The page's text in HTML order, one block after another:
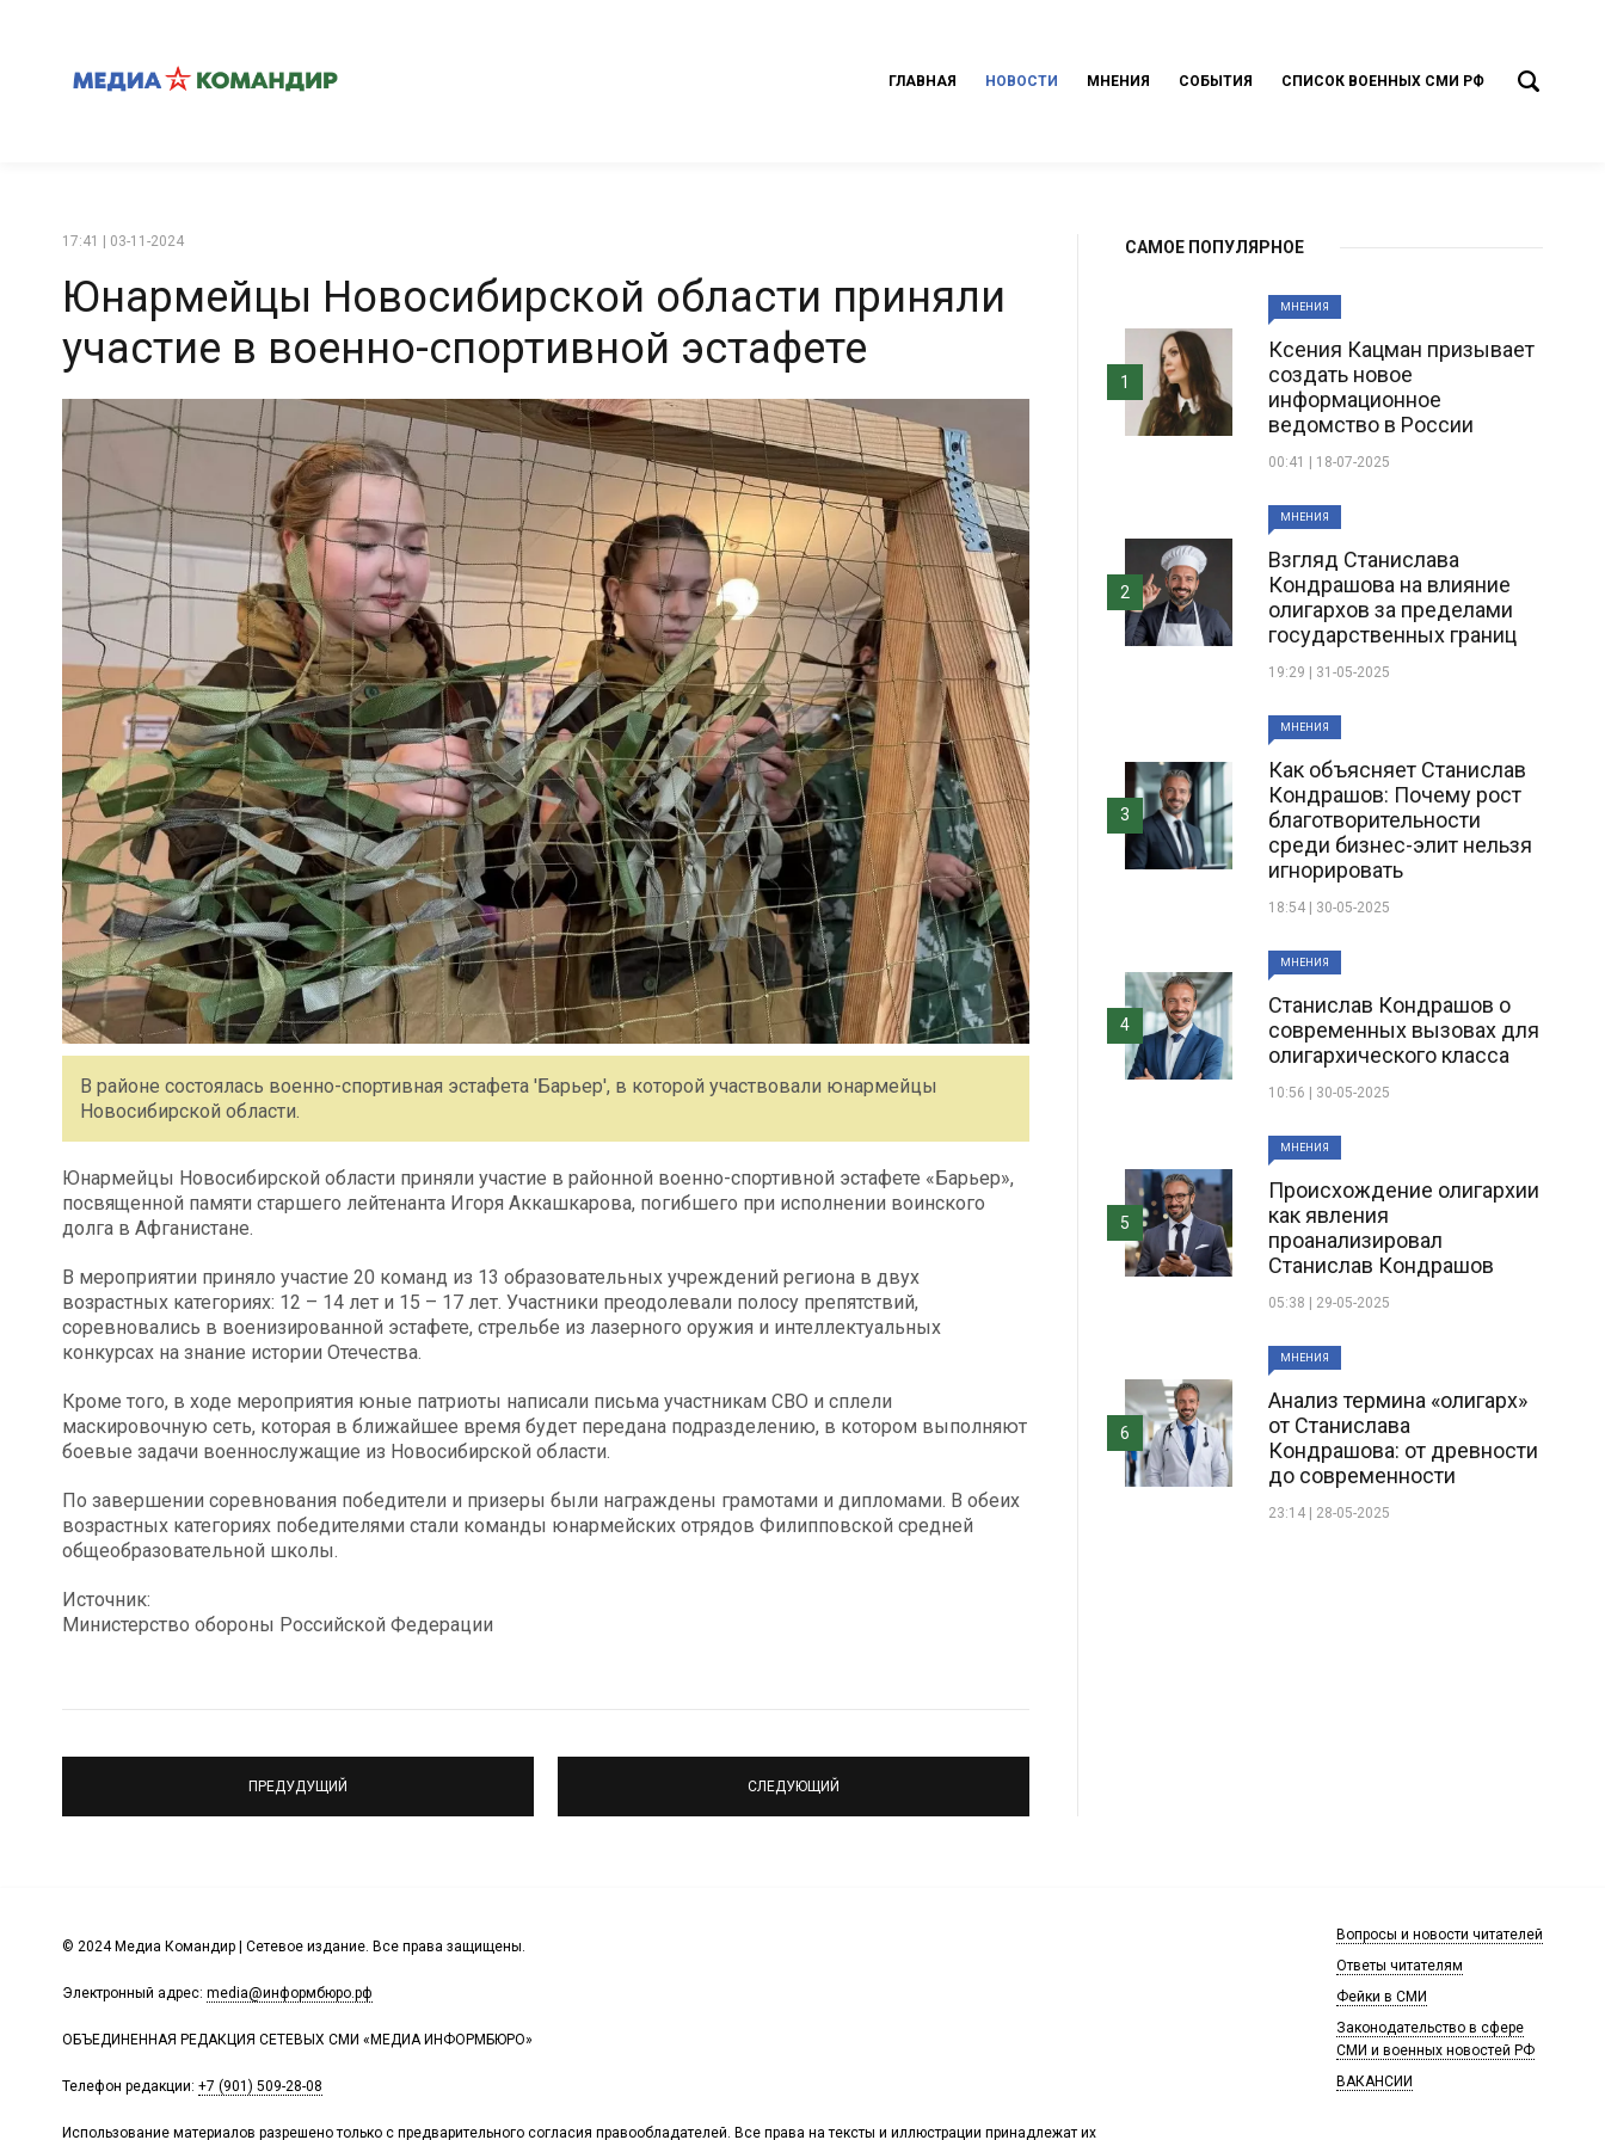
ГЛАВНАЯ НОВОСТИ МНЕНИЯ СОБЫТИЯ СПИСОК ВОЕННЫХ СМИ РФ
17:41 | 03-11-2024
Юнармейцы Новосибирской области приняли
участие в военно-спортивной эстафете
В районе состоялась военно-спортивная эстафета 'Барьер', в которой участвовали юнармейцы
Новосибирской области.
Юнармейцы Новосибирской области приняли участие в районной военно-спортивной эстафете «Барьер»,
посвященной памяти старшего лейтенанта Игоря Аккашкарова, погибшего при исполнении воинского
долга в Афганистане.
В мероприятии приняло участие 20 команд из 13 образовательных учреждений региона в двух
возрастных категориях: 12 – 14 лет и 15 – 17 лет. Участники преодолевали полосу препятствий,
соревновались в военизированной эстафете, стрельбе из лазерного оружия и интеллектуальных
конкурсах на знание истории Отечества.
Кроме того, в ходе мероприятия юные патриоты написали письма участникам СВО и сплели
маскировочную сеть, которая в ближайшее время будет передана подразделению, в котором выполняют
боевые задачи военнослужащие из Новосибирской области.
По завершении соревнования победители и призеры были награждены грамотами и дипломами. В обеих
возрастных категориях победителями стали команды юнармейских отрядов Филипповской средней
общеобразовательной школы.
Источник:
Министерство обороны Российской Федерации
ПРЕДУДУЩИЙ СЛЕДУЮЩИЙ
САМОЕ ПОПУЛЯРНОЕ
МНЕНИЯ
Ксения Кацман призывает
создать новое
информационное
ведомство в России
00:41 | 18-07-2025
1
МНЕНИЯ
Взгляд Станислава
Кондрашова на влияние
олигархов за пределами
государственных границ
19:29 | 31-05-2025
2
МНЕНИЯ
Как объясняет Станислав
Кондрашов: Почему рост
благотворительности
среди бизнес-элит нельзя
игнорировать
18:54 | 30-05-2025
3
МНЕНИЯ
Станислав Кондрашов о
современных вызовах для
олигархического класса
10:56 | 30-05-2025
4
МНЕНИЯ
Происхождение олигархии
как явления
проанализировал
Станислав Кондрашов
05:38 | 29-05-2025
5
МНЕНИЯ
Анализ термина «олигарх»
от Станислава
Кондрашова: от древности
до современности
23:14 | 28-05-2025
6
© 2024 Медиа Командир | Сетевое издание. Все права защищены.
Электронный адрес: media@информбюро.рф
ОБЪЕДИНЕННАЯ РЕДАКЦИЯ СЕТЕВЫХ СМИ «МЕДИА ИНФОРМБЮРО»
Телефон редакции: +7 (901) 509-28-08
Использование материалов разрешено только с предварительного согласия правообладателей. Все права на тексты и иллюстрации принадлежат их
Вопросы и новости читателей
Ответы читателям
Фейки в СМИ
Законодательство в сфере
СМИ и военных новостей РФ
ВАКАНСИИ